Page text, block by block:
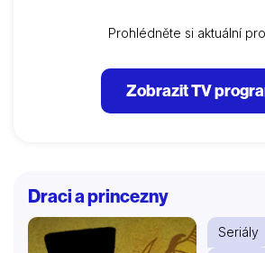
Prohlédněte si aktuální
Zobrazit TV
Draci a princezny
Seriály